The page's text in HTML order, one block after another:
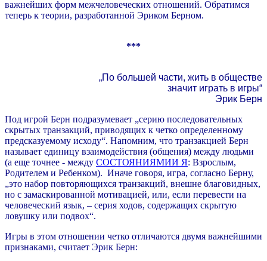
важнейших форм межчеловеческих отношений. Обратимся
теперь к теории, разработанной Эриком Берном.
***
„По большей части, жить в обществе
значит играть в игры“
Эрик Берн
Под игрой Берн подразумевает „серию последовательных
скрытых транзакций, приводящих к четко определенному
предсказуемому исходу“. Напомним, что транзакцией Берн
называет единицу взаимодействия (общения) между людьми
(а еще точнее - между СОСТОЯНИЯМИИ Я: Взрослым,
Родителем и Ребенком). Иначе говоря, игра, согласно Берну,
„это набор повторяющихся транзакций, внешне благовидных,
но с замаскированной мотивацией, или, если перевести на
человеческий язык, – серия ходов, содержащих скрытую
ловушку или подвох“.
Игры в этом отношении четко отличаются двумя важнейшими
признаками, считает Эрик Берн: